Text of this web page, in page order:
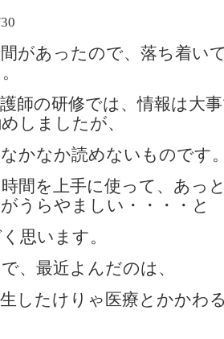
があったので、落ち着い
師の研修では、情報は大
しましたが、
かなか読めないものです
間を上手に使って、あっ
うらやましい・・・・と
思います。
、最近よんだのは、
生したけりゃ医療とか